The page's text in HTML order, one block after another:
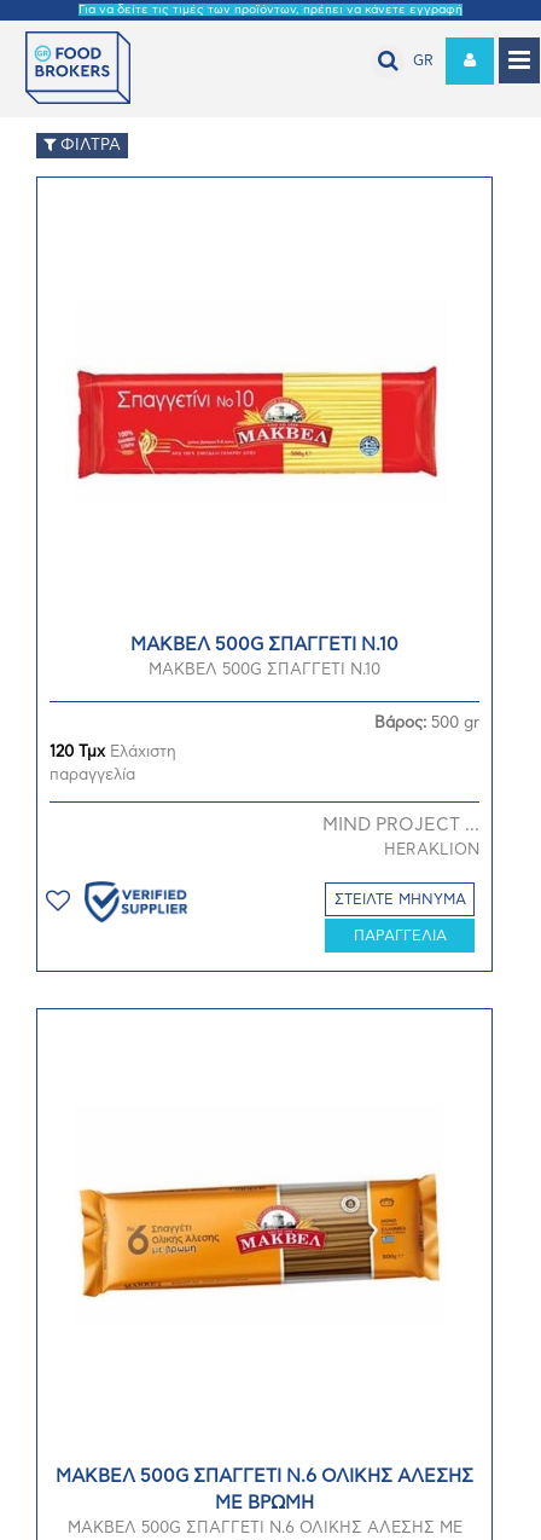
Για να δείτε τις τιμές των προϊόντων, πρέπει να κάνετε εγγραφή
GR
ΦΙΛΤΡΑ
ΜΑΚΒΕΛ 500G ΣΠΑΓΓΕΤΙ N.10
ΜΑΚΒΕΛ 500G ΣΠΑΓΓΕΤΙ N.10
120 ΤμχΕλάχιστη
παραγγελία
Βάρος: 500 gr
MIND PROJECT ...
HERAKLION
ΣΤΕΙΛΤΕ ΜΗΝΥΜΑ
ΠΑΡΑΓΓΕΛΙΑ
ΜΑΚΒΕΛ 500G ΣΠΑΓΓΕΤΙ N.6 ΟΛΙΚΗΣ ΑΛΕΣΗΣ
ΜΕ ΒΡΩΜΗ
ΜΑΚΒΕΛ 500G ΣΠΑΓΓΕΤΙ N.6 ΟΛΙΚΗΣ ΑΛΕΣΗΣ ΜΕ